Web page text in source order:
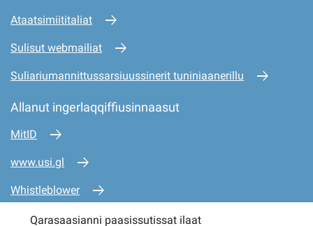
Ataatsimiititaliat
Sulisut webmailiat
Suliariumannittussarsiuussinerit tuniniaanerillu
Allanut ingerlaqqiffiusinnaasut
MitID
www.usi.gl
Whistleblower
www.mio.gl
Qarasaasianni paasissutissat ilaat